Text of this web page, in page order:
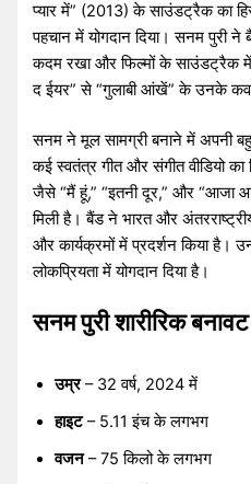
प्यार में” (2013) के साउंडट्रैक का
पहचान में योगदान दिया। सनम पुरी
कदम रखा और फिल्मों के साउंडट्रैक
द ईयर” से “गुलाबी आंखें” के उनके
सनम ने मूल सामग्री बनाने में अपनी
कई स्वतंत्र गीत और संगीत वीडियो
जैसे “मैं हूं,” “इतनी दूर,” और “आजा
मिली है। बैंड ने भारत और
और कार्यक्रमों में प्रदर्शन किया है।
लोकप्रियता में योगदान दिया है।
सनम पुरी शारीरिक बनावट
उम्र– 32 वर्ष, 2024 में
हाइट– 5.11 इंच के लगभग
वजन– 75 किलो के लगभग